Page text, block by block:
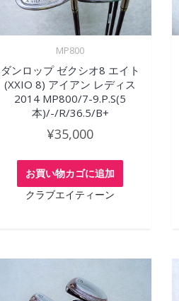
MP800
ダンロップ ゼクシオ8 エイト
(XXIO 8) アイアン レディス
2014 MP800/7-9.P.S(5
本)/-/R/36.5/B+
¥35,000
お買い物カゴに追加
クラブエイティーン